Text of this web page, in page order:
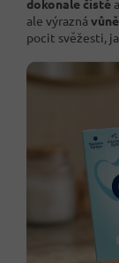
dokonale čisté
ale výrazná
pocit svěžesti,